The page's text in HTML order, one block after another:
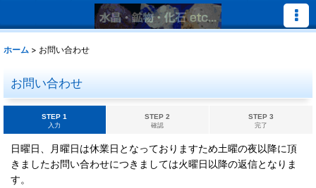
ホーム > お問い合わせ
お問い合わせ
STEP 1
入力
STEP 2
確認
STEP 3
完了
日曜日、月曜日は休業日となっておりますため土曜の夜以降に頂
きましたお問い合わせにつきましては火曜日以降の返信となりま
す。